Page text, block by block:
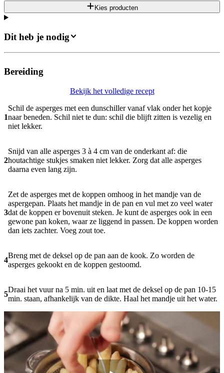
Kies producten
Dit heb je nodig
Bereiding
Bekijk het volledige recept
1
Schil de asperges met een dunschiller vanaf vlak onder het kopje
naar beneden. Schil niet te dun: schil die blijft zitten is vezelig en
niet lekker.
2
Snijd van alle asperges 3 à 4 cm van de onderkant af: die
houtachtige stukjes smaken niet lekker. Zorg dat alle asperges
daarna even lang zijn.
3
Zet de asperges met de koppen omhoog in het mandje van de
aspergepan. Plaats het mandje in de pan en vul met zo veel water
dat de koppen er bovenuit steken. Je kunt de asperges ook in een
gewone pan koken, waar ze liggend in passen. De koppen worden
dan iets zachter. Voeg zout toe.
4
Breng met de deksel op de pan aan de kook. Zo worden de
asperges gekookt en de koppen gestoomd.
5
Draai het vuur na 5 min. uit en laat met de deksel op de pan 10-15
min. staan, afhankelijk van de dikte. Haal het mandje uit het water.